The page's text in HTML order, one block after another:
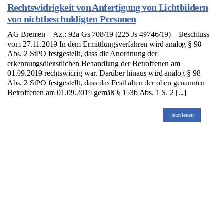
Rechtswidrigkeit von Anfertigung von Lichtbildern
von nichtbeschuldigten Personen
AG Bremen – Az.: 92a Gs 708/19 (225 Js 49746/19) – Beschluss
vom 27.11.2019 In dem Ermittlungsverfahren wird analog § 98
Abs. 2 StPO festgestellt, dass die Anordnung der
erkennungsdienstlichen Behandlung der Betroffenen am
01.09.2019 rechtswidrig war. Darüber hinaus wird analog § 98
Abs. 2 StPO festgestellt, dass das Festhalten der oben genannten
Betroffenen am 01.09.2019 gemäß § 163b Abs. 1 S. 2 [...]
jetzt lesen